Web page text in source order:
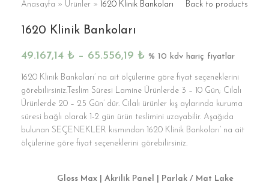
Anasayfa » Ürünler » 1620 Klinik Bankoları Back to products
1620 Klinik Bankoları
49.167,14 ₺ – 65.556,19 ₺ % 10 kdv hariç fiyatlar
1620 Klinik Bankoları’ na ait ölçülerine göre fiyat seçeneklerini
görebilirsiniz.Teslim Süresi Lamine Ürünlerde 3 – 10 Gün; Cilalı
Ürünlerde 20 – 25 Gün’ dür. Cilalı ürünler kış aylarında kuruma
süresi bağlı olarak 1-2 gün ürün teslimini uzayabilir. Aşağıda
bulunan SEÇENEKLER kısmından 1620 Klinik Bankoları’ na ait
ölçülerine göre fiyat seçeneklerini görebilirsiniz.
Gloss Max | Akrilik Panel | Parlak / Mat Lake